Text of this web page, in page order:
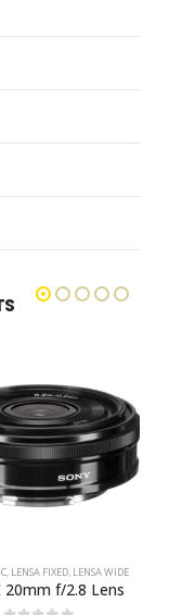
, LENSA FIXED, LENSA WIDE
20mm f/2.8 Lens